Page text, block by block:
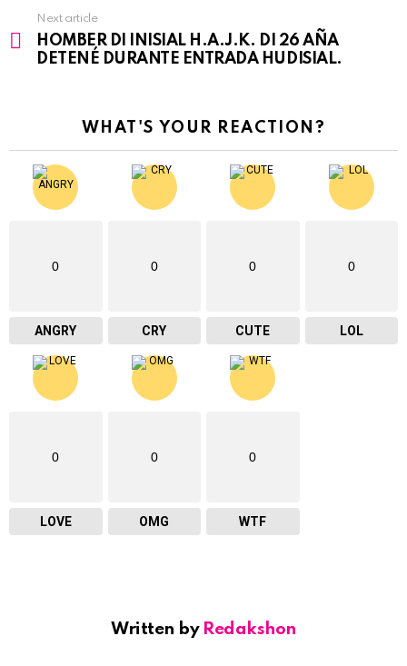
Next article
HOMBER DI INISIAL H.A.J.K. DI 26 AÑA
DETENÉ DURANTE ENTRADA HUDISIAL.
WHAT'S YOUR REACTION?
0
ANGRY
0
CRY
0
CUTE
0
LOL
0
LOVE
0
OMG
0
WTF
Written by Redakshon